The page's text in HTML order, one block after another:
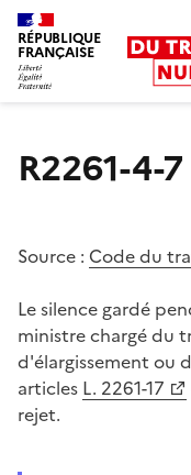
RÉPUBLIQUE
FRANÇAISE
R2261-4-7
Source : Code du
Le silence gardé
ministre chargé du
d'élargissement ou
articles L. 2261-17
rejet.